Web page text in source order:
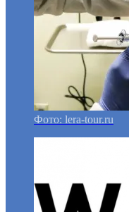
Фото: lera-tour.ru